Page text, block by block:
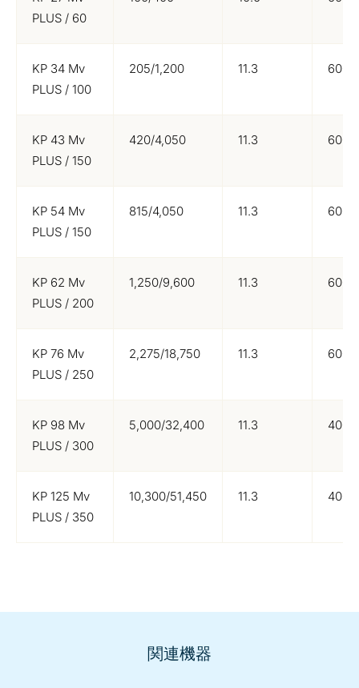
PLUS / 60
KP 34 Mv
PLUS / 100
205/1,200 11.3 600/
KP 43 Mv
PLUS / 150
420/4,050 11.3 600/
KP 54 Mv
PLUS / 150
815/4,050 11.3 600/
KP 62 Mv
PLUS / 200
1,250/9,600 11.3 600/
KP 76 Mv
PLUS / 250
2,275/18,750 11.3 600/
KP 98 Mv
PLUS / 300
5,000/32,400 11.3 400/
KP 125 Mv
PLUS / 350
10,300/51,450 11.3 400/
関連機器